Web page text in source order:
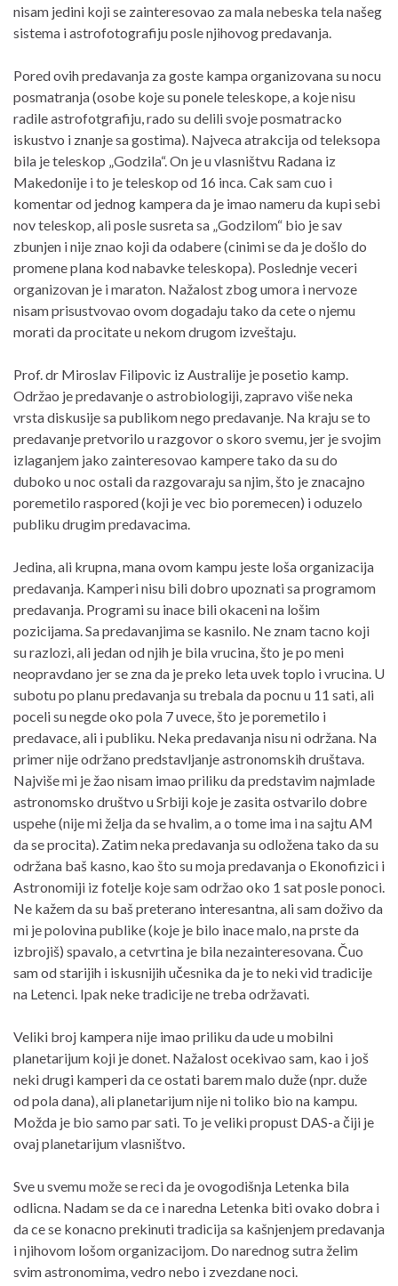
nisam jedini koji se zainteresovao za mala nebeska tela našeg
sistema i astrofotografiju posle njihovog predavanja.
Pored ovih predavanja za goste kampa organizovana su nocu
posmatranja (osobe koje su ponele teleskope, a koje nisu
radile astrofotgrafiju, rado su delili svoje posmatracko
iskustvo i znanje sa gostima). Najveca atrakcija od teleksopa
bila je teleskop „Godzila“. On je u vlasništvu Radana iz
Makedonije i to je teleskop od 16 inca. Cak sam cuo i
komentar od jednog kampera da je imao nameru da kupi sebi
nov teleskop, ali posle susreta sa „Godzilom“ bio je sav
zbunjen i nije znao koji da odabere (cinimi se da je došlo do
promene plana kod nabavke teleskopa). Poslednje veceri
organizovan je i maraton. Nažalost zbog umora i nervoze
nisam prisustvovao ovom dogadaju tako da cete o njemu
morati da procitate u nekom drugom izveštaju.
Prof. dr Miroslav Filipovic iz Australije je posetio kamp.
Održao je predavanje o astrobiologiji, zapravo više neka
vrsta diskusije sa publikom nego predavanje. Na kraju se to
predavanje pretvorilo u razgovor o skoro svemu, jer je svojim
izlaganjem jako zainteresovao kampere tako da su do
duboko u noc ostali da razgovaraju sa njim, što je znacajno
poremetilo raspored (koji je vec bio poremecen) i oduzelo
publiku drugim predavacima.
Jedina, ali krupna, mana ovom kampu jeste loša organizacija
predavanja. Kamperi nisu bili dobro upoznati sa programom
predavanja. Programi su inace bili okaceni na lošim
pozicijama. Sa predavanjima se kasnilo. Ne znam tacno koji
su razlozi, ali jedan od njih je bila vrucina, što je po meni
neopravdano jer se zna da je preko leta uvek toplo i vrucina. U
subotu po planu predavanja su trebala da pocnu u 11 sati, ali
poceli su negde oko pola 7 uvece, što je poremetilo i
predavace, ali i publiku. Neka predavanja nisu ni održana. Na
primer nije održano predstavljanje astronomskih društava.
Najviše mi je žao nisam imao priliku da predstavim najmlade
astronomsko društvo u Srbiji koje je zasita ostvarilo dobre
uspehe (nije mi želja da se hvalim, a o tome ima i na sajtu AM
da se procita). Zatim neka predavanja su odložena tako da su
održana baš kasno, kao što su moja predavanja o Ekonofizici i
Astronomiji iz fotelje koje sam održao oko 1 sat posle ponoci.
Ne kažem da su baš preterano interesantna, ali sam doživo da
mi je polovina publike (koje je bilo inace malo, na prste da
izbrojiš) spavalo, a cetvrtina je bila nezainteresovana. Čuo
sam od starijih i iskusnijih učesnika da je to neki vid tradicije
na Letenci. Ipak neke tradicije ne treba održavati.
Veliki broj kampera nije imao priliku da ude u mobilni
planetarijum koji je donet. Nažalost ocekivao sam, kao i još
neki drugi kamperi da ce ostati barem malo duže (npr. duže
od pola dana), ali planetarijum nije ni toliko bio na kampu.
Možda je bio samo par sati. To je veliki propust DAS-a čiji je
ovaj planetarijum vlasništvo.
Sve u svemu može se reci da je ovogodišnja Letenka bila
odlicna. Nadam se da ce i naredna Letenka biti ovako dobra i
da ce se konacno prekinuti tradicija sa kašnjenjem predavanja
i njihovom lošom organizacijom. Do narednog sutra želim
svim astronomima, vedro nebo i zvezdane noci.